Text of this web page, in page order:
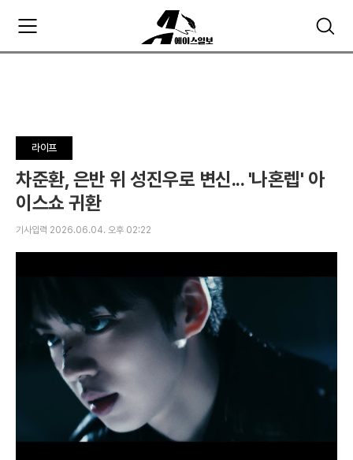
검
색
주
요
펼
치
기
라이프
차준환, 은반 위 성진우로 변신... '나혼렙' 아
이스쇼 귀환
기사입력 2026.06.04. 오후 02:22